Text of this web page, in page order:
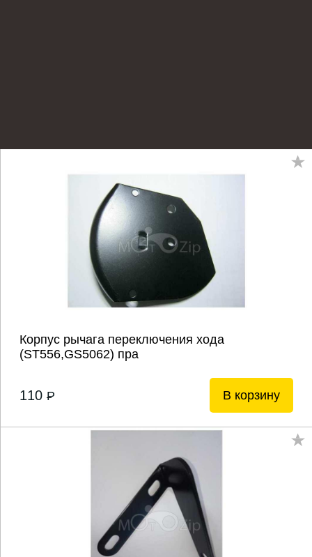
Корпус рычага переключения хода
(ST556,GS5062) пра
110 P В корзину